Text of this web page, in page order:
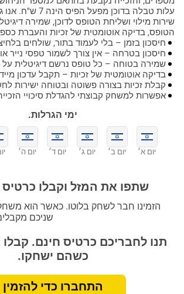
עלות טבלה בדוכן
שירות מילוי ושליחת הטופס לדוכן, שמירה
הטופס, בדיקה אוטומטית של זכיות והעברת
חיסכון בזמן – בלי לעמוד בתור, שולחים
חיסכון בטרחה – אין צורך לשמור טפסי נייר
שמירה בטוחה – כל טופס נרשם דיגיטלית
בדיקה אוטומטית של זכיות – תקבל עדכון
קבלת זכיות בצורה פשוטה ובטוחה ישירות
אפשרות למשחק קבוצתי להגדלת סיכויי
ימי הגרלות.
יום א׳ יום ב׳ יום ג׳ יום ד׳ יום ה׳
שתפו את המזל וקבלו כרטיס
הזמינו חבר לשחק בלוטו. כאשר הוא
שניכם מקבלים
תנו לחבריכם כרטיס חינם.
כשהם ישחקו.
התחברו כדי להזמין